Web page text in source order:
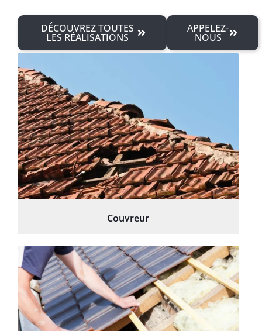
DÉCOUVREZ TOUTES
LES RÉALISATIONS
APPELEZ-
NOUS
Couvreur